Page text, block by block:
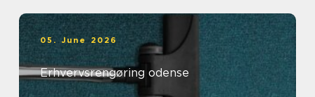
05. June 2026
Erhvervsrengøring odense